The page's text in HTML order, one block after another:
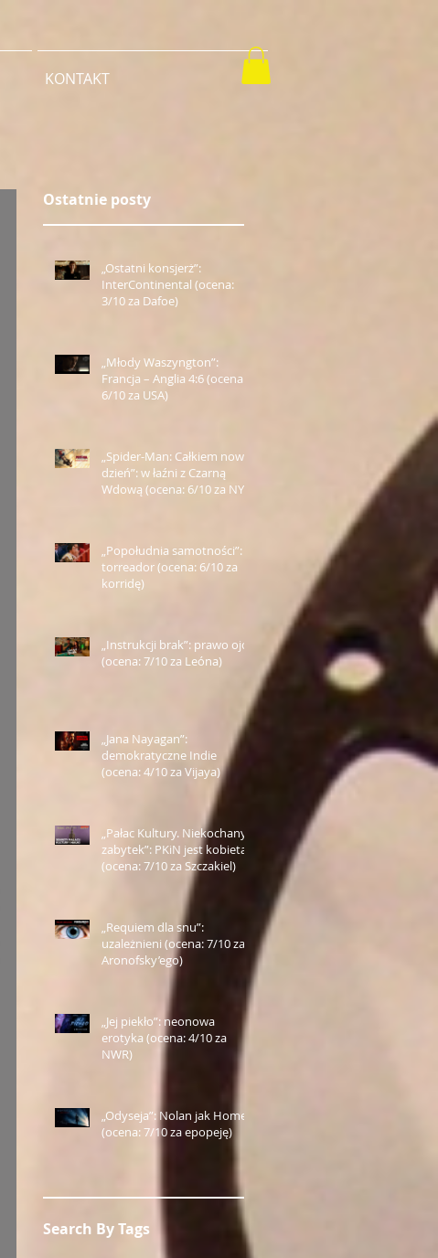
KONTAKT
Ostatnie posty
„Ostatni konsjerż”:
InterContinental (ocena:
3/10 za Dafoe)
„Młody Waszyngton”:
Francja – Anglia 4:6 (ocena:
6/10 za USA)
„Spider-Man: Całkiem nowy
dzień”: w łaźni z Czarną
Wdową (ocena: 6/10 za NY)
„Popołudnia samotności”:
torreador (ocena: 6/10 za
korridę)
„Instrukcji brak”: prawo ojca
(ocena: 7/10 za Leóna)
„Jana Nayagan”:
demokratyczne Indie
(ocena: 4/10 za Vijaya)
„Pałac Kultury. Niekochany
zabytek”: PKiN jest kobietą
(ocena: 7/10 za Szczakiel)
„Requiem dla snu”:
uzależnieni (ocena: 7/10 za
Aronofsky’ego)
„Jej piekło”: neonowa
erotyka (ocena: 4/10 za
NWR)
„Odyseja”: Nolan jak Homer
(ocena: 7/10 za epopeję)
Search By Tags